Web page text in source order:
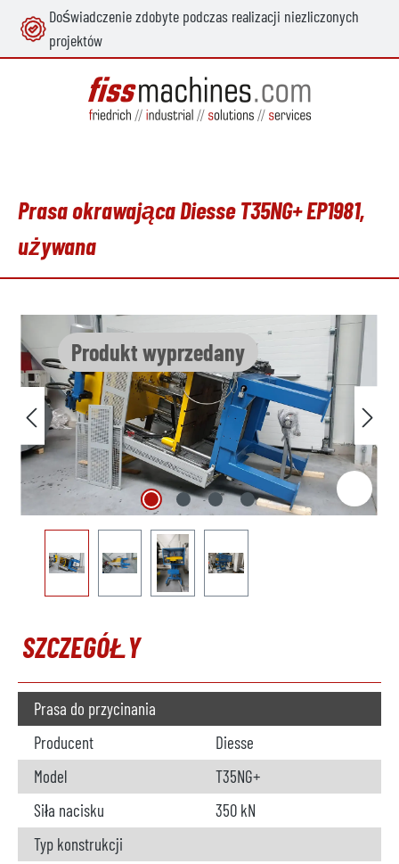
zawartości
Doświadczenie zdobyte podczas realizacji niezliczonych
projektów
Prasa okrawająca Diesse T35NG+ EP1981,
używana
Produkt wyprzedany
Pomiń galerię zdjęć
SZCZEGÓŁY
Prasa do przycinania
Producent
Diesse
Model
T35NG+
Siła nacisku
350 kN
Typ konstrukcji